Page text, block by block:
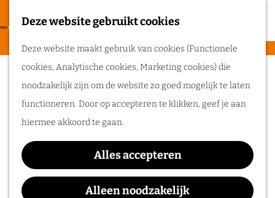
Deze website gebruikt cookies
Deze website maakt gebruik van cookies (Functionele
cookies, Analytische cookies, Marketing cookies) die
noodzakelijk zijn om de website zo goed mogelijk te laten
functioneren. Door op accepteren te klikken, geef je aan
hiermee akkoord te gaan.
Alles accepteren
Alleen noodzakelijk
a
F
a
v
o
r
i
e
e
M
e
n
u
Routes
Wandelen
Routeplanner
Ga op pad in
Sorry, deze activiteit is niet meer
beschikbaar. Bekijk hetactuele aanbodvoor
de beschikbare opties.
Hanneke de Jong -
Releaseconcert